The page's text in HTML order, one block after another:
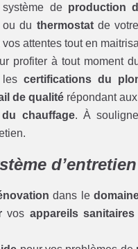
de production
du thermostatde votre
vos attentes tout en
profiter à tout moment
lescertifications du
de qualité répondant aux
chauffage. À
d’entretien
dans le
vos appareils sanitaires